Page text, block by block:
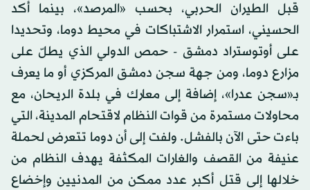
قبل الطيران الحربي، بحسب «المرصد»، بينما أكد
الحسيني، استمرار الاشتباكات في محيط دوما، وتحديدا
على أوتوستراد دمشق - حمص الدولي الذي يطلّ على
مزارع دوما، ومن جهة سجن دمشق المركزي أو ما يعرف
بـ«سجن عدرا»، إضافة إلى معارك في بلدة الريحان، مع
محاولات مستمرة من قوات النظام لاقتحام المدينة، التي
باءت حتى الآن بالفشل. ولفت إلى أن دوما تتعرض لحملة
عنيفة من القصف والغارات المكثفة يهدف النظام من
خلالها إلى قتل أكبر عدد ممكن من المدنيين وإخضاع